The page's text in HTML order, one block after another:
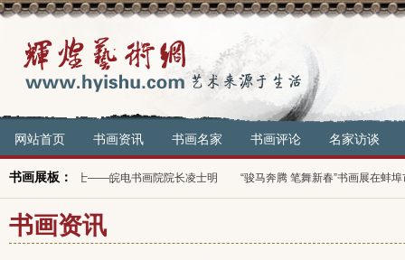
网站首页 书画资讯 书画名家 书画评论 名家访谈
书画展板：
画贤士——皖电书画院院长凌士明 “骏马奔腾 笔舞新春”书画展在蚌埠市举行
书画资讯